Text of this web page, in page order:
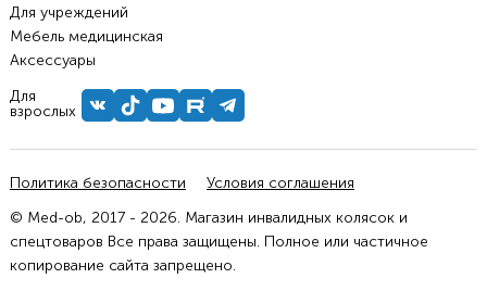
Для учреждений
Мебель медицинская
Аксессуары
Для
взрослых
Политика безопасности
Условия соглашения
© Med-ob, 2017 - 2026. Магазин инвалидных колясок и
спецтоваров Все права защищены. Полное или частичное
копирование сайта запрещено.